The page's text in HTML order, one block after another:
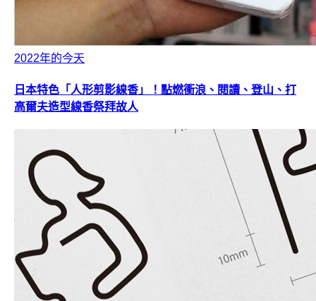
2022年的今天
日本特色「人形剪影線香」！點燃衝浪、閱讀、登山、打
高爾夫造型線香祭拜故人